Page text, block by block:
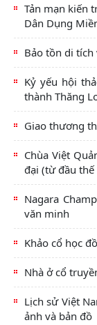
Tản mạn kiến
Dân Dụng
Bảo tồn di tích
Kỷ yếu hội
thành Thăng
Giao thương
Chùa Việt
đại (từ đầu thế
Nagara
văn minh
Khảo cổ học
Nhà ở cổ
Lịch sử Việt
ảnh và bản đồ